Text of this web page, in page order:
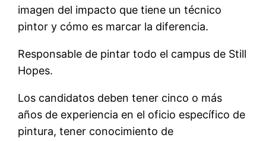
imagen del impacto que tiene un técnico
pintor y cómo es marcar la diferencia.
Responsable de pintar todo el campus de Still
Hopes.
Los candidatos deben tener cinco o más
años de experiencia en el oficio específico de
pintura, tener conocimiento de